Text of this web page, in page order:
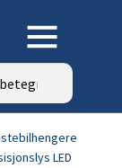
LED